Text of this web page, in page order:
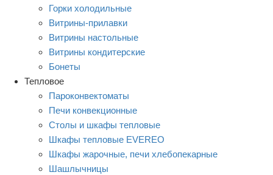
Горки холодильные
Витрины-прилавки
Витрины настольные
Витрины кондитерские
Бонеты
Тепловое
Пароконвектоматы
Печи конвекционные
Столы и шкафы тепловые
Шкафы тепловые EVEREO
Шкафы жарочные, печи хлебопекарные
Шашлычницы